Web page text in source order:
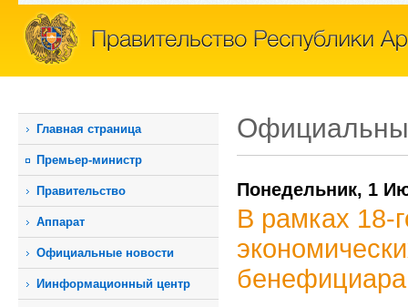
Главная страница
Премьер-министр
Правительство
Аппарат
Официальные новости
Иинформационный центр
Понедельник, 1
В рамках 18-